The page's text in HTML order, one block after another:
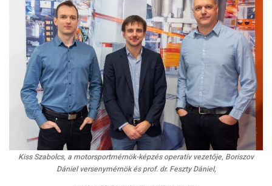
Kiss Szabolcs, a motorsportmérnök-képzés operatív vezetője, Boriszov
Dániel versenymérnök és prof. dr. Feszty Dániel,